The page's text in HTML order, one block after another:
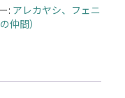
: アレカヤシ、フェニ
仲間）